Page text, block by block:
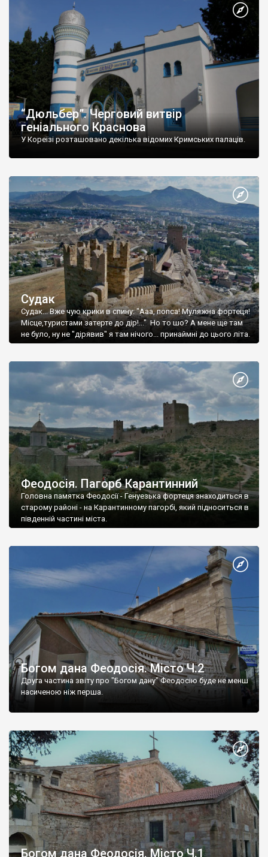
“Дюльбер”. Черговий витвір
геніального Краснова
У Кореїзі розташовано декілька відомих Кримських палаців.
Судак
Судак... Вже чую крики в спину: "Ааа, попса! Муляжна фортеця!
Місце,туристами затерте до дір!..." Но то шо? А мене ще там
не було, ну не "дірявив" я там нічого... принаймні до цього літа.
Феодосія. Пагорб Карантинний
Головна памятка Феодосії - Генуезька фортеця знаходиться в
старому районі - на Карантинному пагорбі, який підноситься в
південній частині міста.
Богом дана Феодосія. Місто Ч.2
Друга частина звіту про "Богом дану" Феодосію буде не менш
насиченою ніж перша.
Богом дана Феодосія. Місто Ч.1